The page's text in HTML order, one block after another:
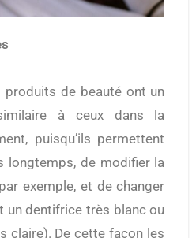
de beauté ont un
à ceux dans la
puisqu’ils permettent
longtemps, de modifier la
exemple, et de changer
un dentifrice très blanc ou
claire). De cette façon les